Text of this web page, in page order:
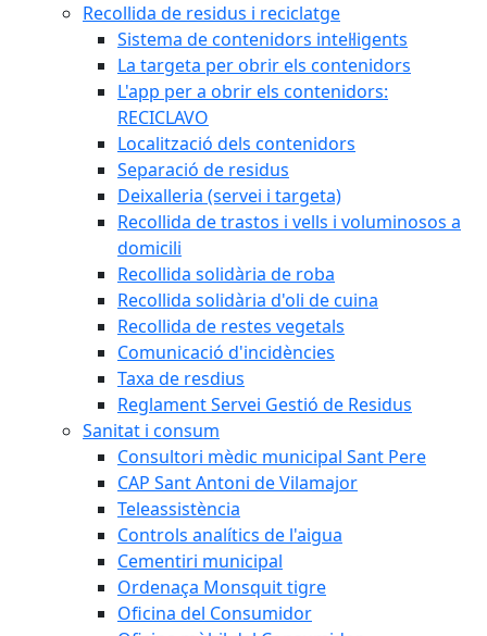
Recollida de residus i reciclatge
Sistema de contenidors intel·ligents
La targeta per obrir els contenidors
L'app per a obrir els contenidors:
RECICLAVO
Localització dels contenidors
Separació de residus
Deixalleria (servei i targeta)
Recollida de trastos i vells i voluminosos a
domicili
Recollida solidària de roba
Recollida solidària d'oli de cuina
Recollida de restes vegetals
Comunicació d'incidències
Taxa de resdius
Reglament Servei Gestió de Residus
Sanitat i consum
Consultori mèdic municipal Sant Pere
CAP Sant Antoni de Vilamajor
Teleassistència
Controls analítics de l'aigua
Cementiri municipal
Ordenaça Monsquit tigre
Oficina del Consumidor